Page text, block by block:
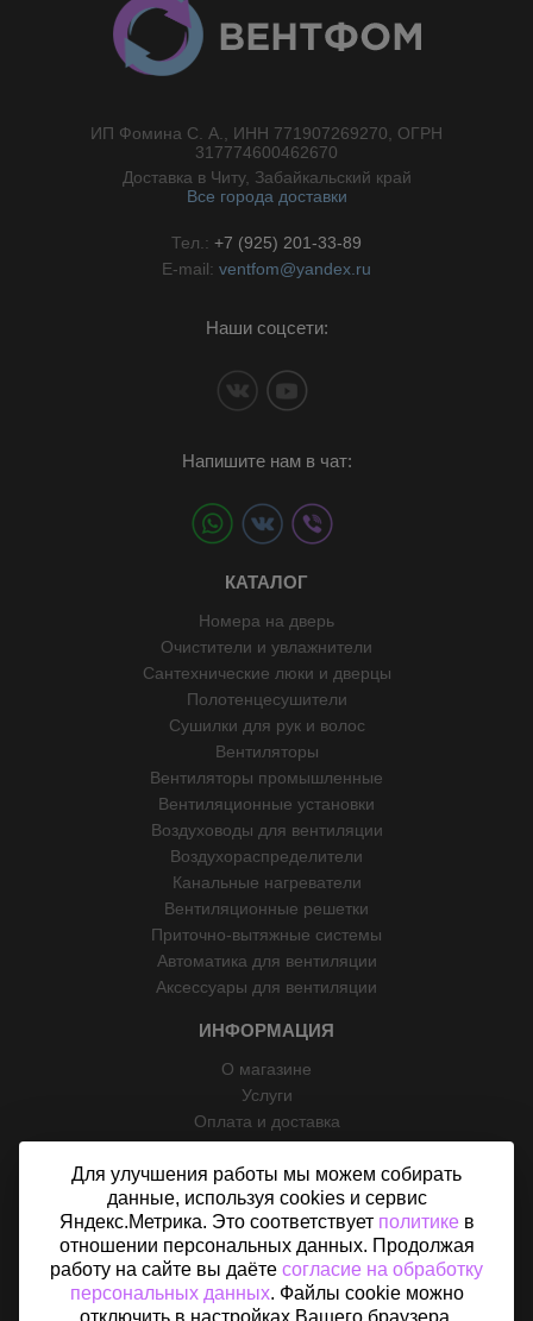
ИП Фомина С. А., ИНН 771907269270, ОГРН
317774600462670
Доставка в Читу, Забайкальский край
Все города доставки
Тел.: +7 (925) 201-33-89
E-mail: ventfom@yandex.ru
Наши соцсети:
Напишите нам в чат:
КАТАЛОГ
Номера на дверь
Очистители и увлажнители
Сантехнические люки и дверцы
Полотенцесушители
Сушилки для рук и волос
Вентиляторы
Вентиляторы промышленные
Вентиляционные установки
Воздуховоды для вентиляции
Воздухораспределители
Канальные нагреватели
Вентиляционные решетки
Приточно-вытяжные системы
Автоматика для вентиляции
Аксессуары для вентиляции
ИНФОРМАЦИЯ
О магазине
Услуги
Оплата и доставка
Возврат
Отзывы
Контакты
Политика конфиденциальности
Согласие на обработку персональных данных
Карта сайта
Для улучшения работы мы можем собирать
данные, используя cookies и сервис
Яндекс.Метрика. Это соответствует политикев
отношении персональных данных. Продолжая
работу на сайте вы даёте согласие на обработку
персональных данных. Файлы cookie можно
отключить в настройках Вашего браузера.